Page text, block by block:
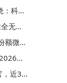
术实力
进一步
明细曝光
年盈利
式停产